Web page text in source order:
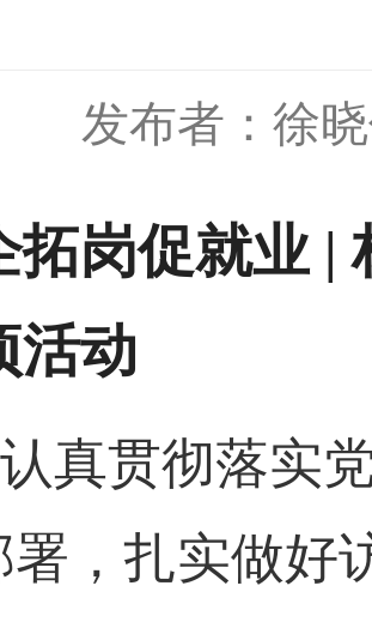
发布者：徐
拓岗促就业 |
活动
真贯彻落实
署，扎实做好